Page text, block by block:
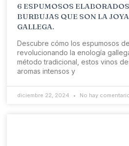
6 ESPUMOSOS
BURBUJAS QUE SON LA
GALLEGA.
Descubre cómo los espumosos
revolucionando la enología
método tradicional, estos vinos
aromas intensos y
diciembre 22, 2024 No hay